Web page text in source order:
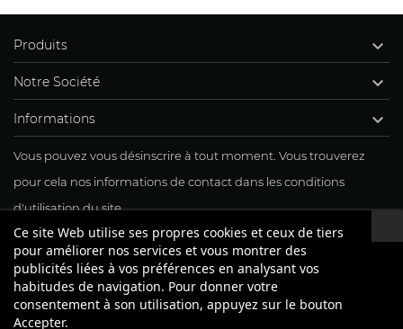
Informations 
Vous pouvez vous désinscrire à tout moment. Vous trouverez
pour cela nos informations de contact dans les conditions
d'utilisation du site.
J'accepte mon inscription à la newsletter
Produits 
Notre Société 
Ce site Web utilise ses propres cookies et ceux de tiers
pour améliorer nos services et vous montrer des
publicités liées à vos préférences en analysant vos
habitudes de navigation. Pour donner votre
consentement à son utilisation, appuyez sur le bouton
Accepter.